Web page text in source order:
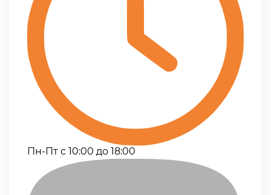
Пн-Пт с 10:00 до 18:00